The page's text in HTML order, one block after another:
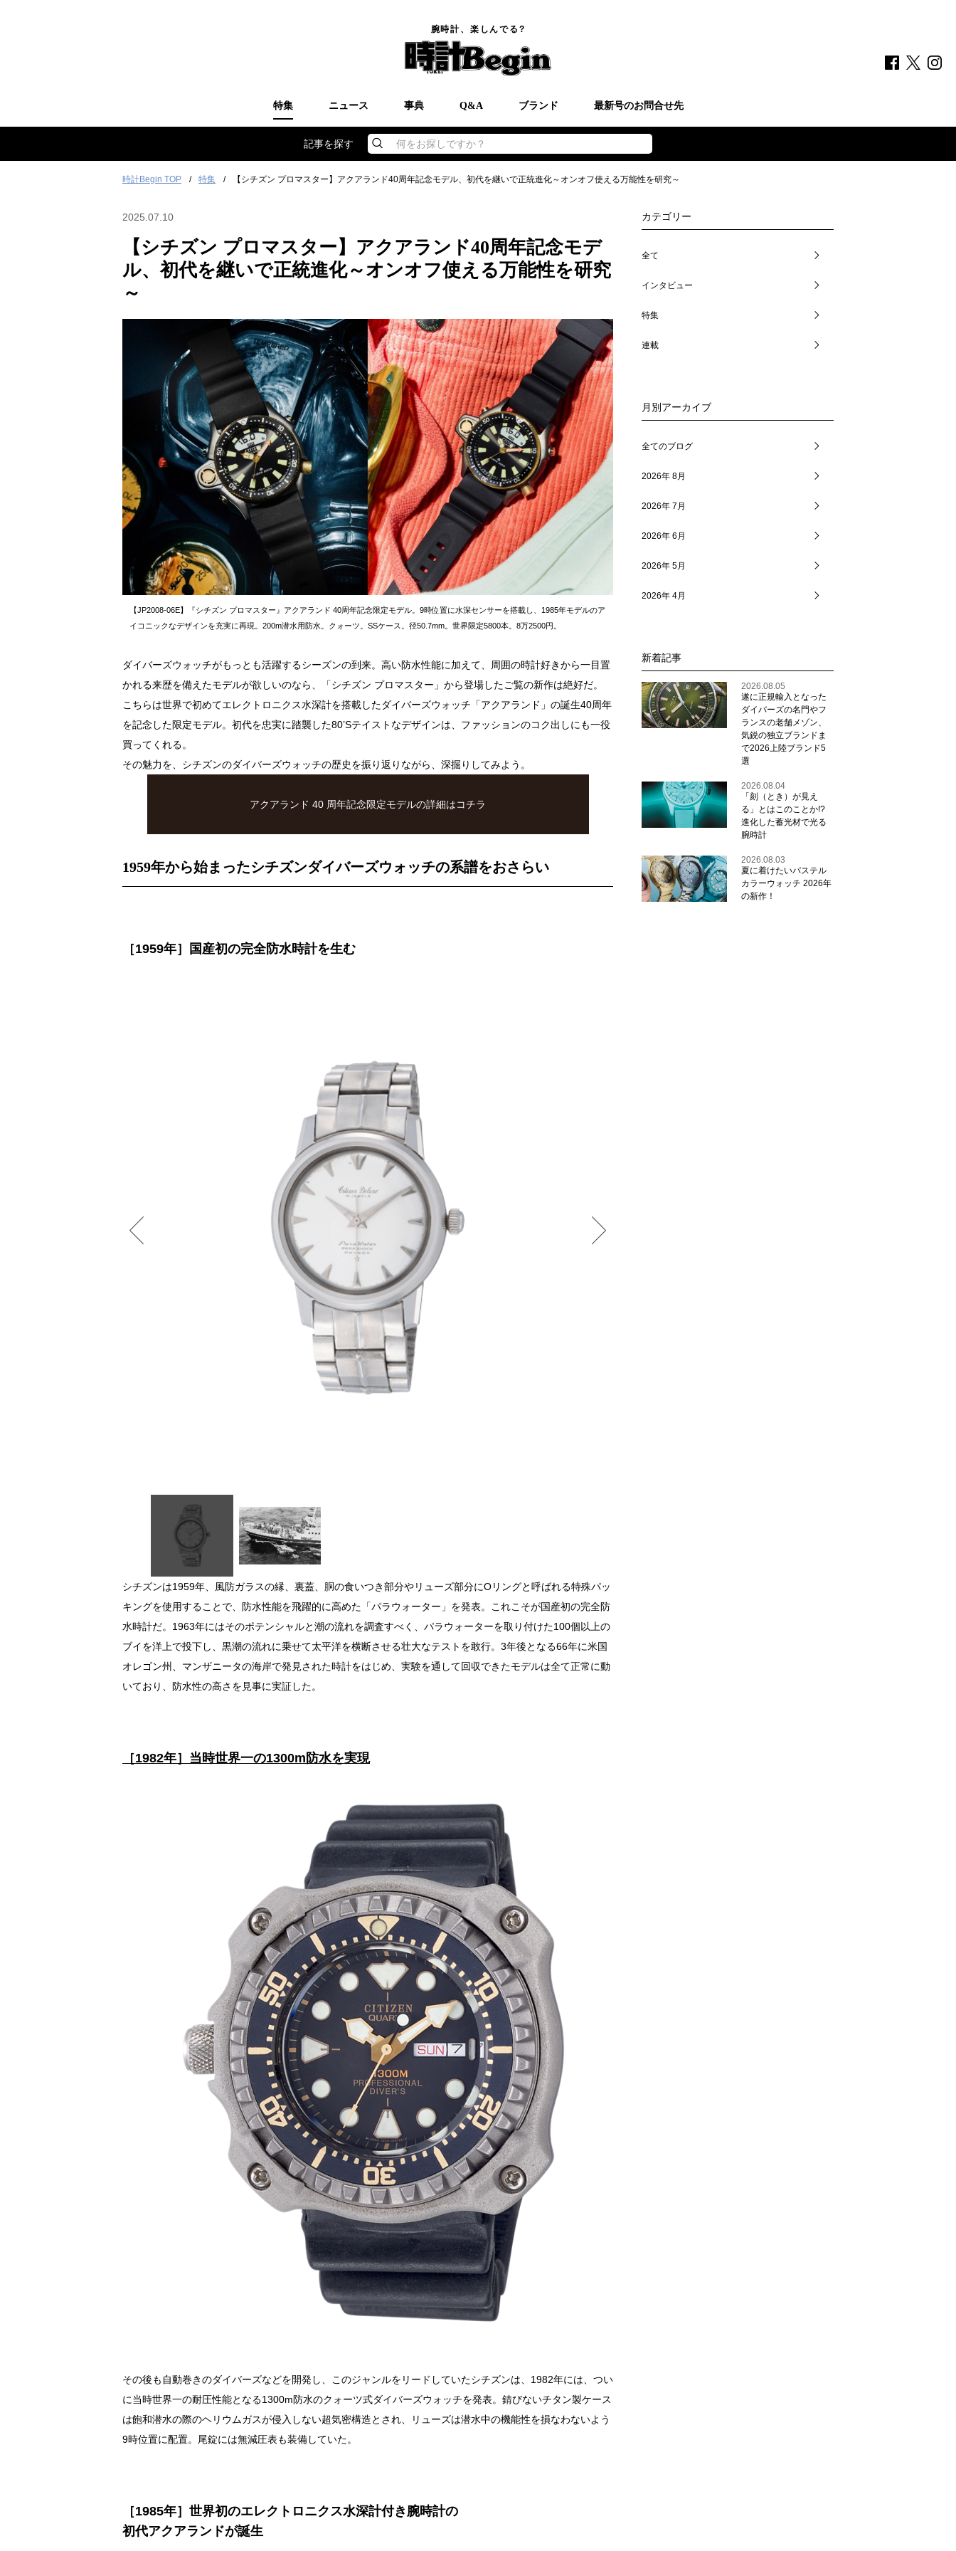
腕時計、楽しんでる?
特集 ニュース 事典 Q&A ブランド 最新号のお問合せ先
記事を探す 何をお探しですか？
時計Begin TOP 特集 【シチズン プロマスター】アクアランド40周年記念モデル、初代を継いで正統進化～オンオフ使える万能性を研究～
2025.07.10
【シチズン プロマスター】アクアランド40周年記念モデ
ル、初代を継いで正統進化～オンオフ使える万能性を研究
～
【JP2008-06E】『シチズン プロマスター』アクアランド 40周年記念限定モデル。9時位置に水深センサーを搭載し、1985年モデルのア
イコニックなデザインを充実に再現。200m潜水用防水。クォーツ。SSケース。径50.7mm。世界限定5800本。8万2500円。
ダイバーズウォッチがもっとも活躍するシーズンの到来。高い防水性能に加えて、周囲の時計好きから一目置
かれる来歴を備えたモデルが欲しいのなら、「シチズン プロマスター」から登場したご覧の新作は絶好だ。
こちらは世界で初めてエレクトロニクス水深計を搭載したダイバーズウォッチ「アクアランド」の誕生40周年
を記念した限定モデル。初代を忠実に踏襲した80’Sテイストなデザインは、ファッションのコク出しにも一役
買ってくれる。
その魅力を、シチズンのダイバーズウォッチの歴史を振り返りながら、深掘りしてみよう。
アクアランド 40 周年記念限定モデルの詳細はコチラ
1959年から始まったシチズンダイバーズウォッチの系譜をおさらい
［1959年］国産初の完全防水時計を生む
シチズンは1959年、風防ガラスの縁、裏蓋、胴の食いつき部分やリューズ部分にOリングと呼ばれる特殊パッ
キングを使用することで、防水性能を飛躍的に高めた「パラウォーター」を発表。これこそが国産初の完全防
水時計だ。1963年にはそのポテンシャルと潮の流れを調査すべく、パラウォーターを取り付けた100個以上の
ブイを洋上で投下し、黒潮の流れに乗せて太平洋を横断させる壮大なテストを敢行。3年後となる66年に米国
オレゴン州、マンザニータの海岸で発見された時計をはじめ、実験を通して回収できたモデルは全て正常に動
いており、防水性の高さを見事に実証した。
［1982年］当時世界一の1300m防水を実現
その後も自動巻きのダイバーズなどを開発し、このジャンルをリードしていたシチズンは、1982年には、つい
に当時世界一の耐圧性能となる1300m防水のクォーツ式ダイバーズウォッチを発表。錆びないチタン製ケース
は飽和潜水の際のヘリウムガスが侵入しない超気密構造とされ、リューズは潜水中の機能性を損なわないよう
9時位置に配置。尾錠には無減圧表も装備していた。
［1985年］世界初のエレクトロニクス水深計付き腕時計の
初代アクアランドが誕生
カテゴリー
全て
インタビュー
特集
連載
月別アーカイブ
全てのブログ
2026年 8月
2026年 7月
2026年 6月
2026年 5月
2026年 4月
新着記事
2026.08.05
遂に正規輸入となった
ダイバーズの名門やフ
ランスの老舗メゾン、
気鋭の独立ブランドま
で2026上陸ブランド5
選
2026.08.04
「刻（とき）が見え
る」とはこのことか!?
進化した蓄光材で光る
腕時計
2026.08.03
夏に着けたいパステル
カラーウォッチ 2026年
の新作！